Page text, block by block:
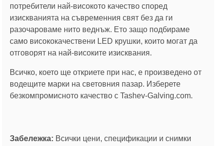
потребители най-високото качество според
изискванията на съвременния свят без да ги
разочароваме нито веднъж. Ето защо подбираме
само висококачествени LED крушки, които могат да
отговорят на най-високите изисквания.
Всичко, което ще откриете при нас, е произведено от
водещите марки на световния пазар. Изберете
безкомпромисното качество с Tashev-Galving.com.
Забележка: Всички цени, спецификации и снимки